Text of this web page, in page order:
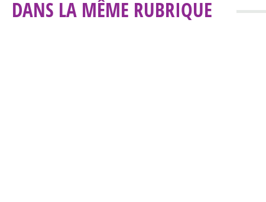
DANS LA MÊME RUBRIQUE